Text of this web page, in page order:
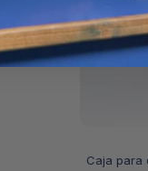
Caja para